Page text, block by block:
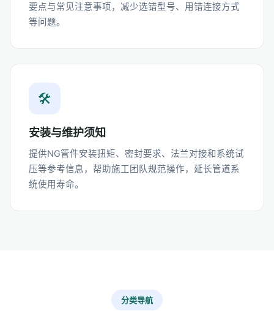
要点与常见注意事项，减少选错型号、用错连接方式
等问题。
🛠️
安装与维护须知
提供NG管件安装扭矩、密封要求、法兰对接和系统试
压等参考信息，帮助施工团队规范操作，延长管道系
统使用寿命。
分类导航